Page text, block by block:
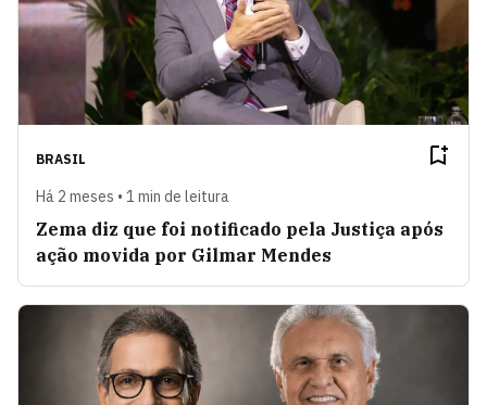
BRASIL
Há 2 meses • 1 min de leitura
Zema diz que foi notificado pela Justiça após
ação movida por Gilmar Mendes